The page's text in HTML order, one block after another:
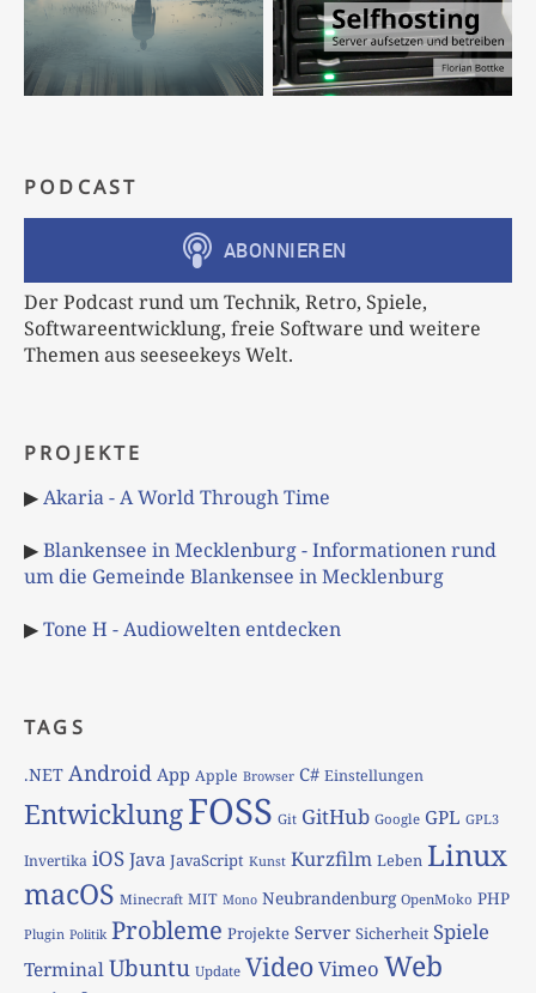
PODCAST
Der Podcast rund um Technik, Retro, Spiele,
Softwareentwicklung, freie Software und weitere
Themen aus seeseekeys Welt.
PROJEKTE
▶Akaria - A World Through Time
▶Blankensee in Mecklenburg - Informationen rund
um die Gemeinde Blankensee in Mecklenburg
▶Tone H - Audiowelten entdecken
TAGS
.NET Android App Apple Browser C# Einstellungen
EntwicklungFOSS Git GitHub Google GPL GPL3
Invertika iOS Java JavaScript Kunst Kurzfilm Leben Linux
macOS Minecraft MIT Mono Neubrandenburg OpenMoko PHP
Plugin Politik Probleme Projekte Server Sicherheit Spiele
TerminalUbuntu Update VideoVimeo Web